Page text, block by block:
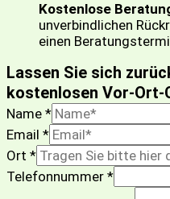
Kostenlose
unverbindlichen
einen
Lassen Sie sich
kostenlosen Vor-Ort-
Name *
Email *
Ort *
Telefonnummer *